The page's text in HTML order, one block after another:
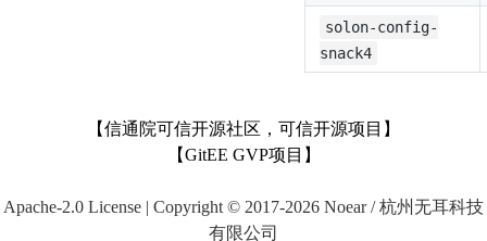
solon-config-
snack4
【信通院可信开源社区，可信开源项目】
【GitEE GVP项目】
Apache-2.0 License | Copyright © 2017-2026 Noear / 杭州无耳科技
有限公司